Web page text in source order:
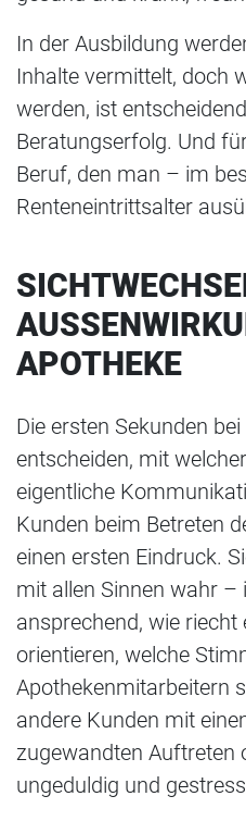
In der Ausbildung
Inhalte vermittelt, doch
werden, ist
Beratungserfolg. Und
Beruf, den man – im
Renteneintrittsalter
POTHEKE
Die ersten Sekunden
entscheiden, mit
eigentliche
Kunden beim Betreten
einen ersten Eindruck.
mit allen Sinnen wahr –
ansprechend, wie
orientieren, welche
Apothekenmitarbeitern
andere Kunden mit
zugewandten Auftreten
ungeduldig und